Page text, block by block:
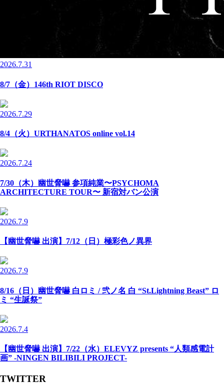
2026.7.31
8/7（金）146th RIOT DISCO
2026.7.29
8/4（火）URTHANATOS online vol.14
2026.7.24
7/30（木）幽世脅嚇 参項純業〜PSYCHOMA
ARCHITECTURE TOUR〜 新宿対バン公演
2026.7.9
【幽世脅嚇 出演】7/12（日）極彩色ノ異界
2026.7.9
8/16（日）幽世脅嚇 白ロミ / 弐ノ名 白 “St.Lightning Beast” ロ
ミ “生誕祭”
2026.7.4
【幽世脅嚇 出演】7/22（水）ELEVYZ presents “人類感電計
画” -NINGEN BILIBILI PROJECT-
TWITTER